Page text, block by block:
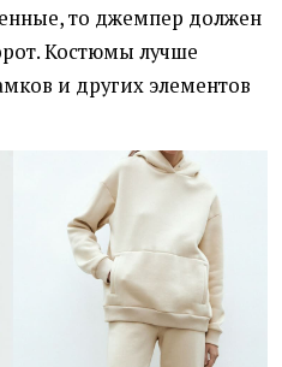
то джемпер должен
Костюмы лучше
и других элементов